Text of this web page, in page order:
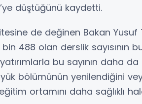
düştüğünü kaydetti.
de değinen Bakan Yusuf
488 olan derslik sayısının
bu sayının daha da
bölümünün yenilendiğini
ortamını daha sağlıklı